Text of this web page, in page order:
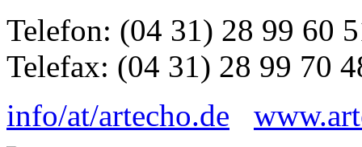
Telefon: (04 31) 28 99 60
Telefax: (04 31) 28 99 70
info/at/artecho.de